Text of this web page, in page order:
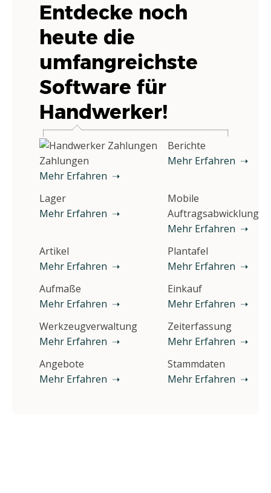
Entdecke noch
heute die
umfangreichste
Software für
Handwerker!
Zahlungen
Mehr Erfahren ➝
Berichte
Mehr Erfahren ➝
Lager
Mehr Erfahren ➝
Mobile
Auftragsabwicklung
Mehr Erfahren ➝
Artikel
Mehr Erfahren ➝
Plantafel
Mehr Erfahren ➝
Aufmaße
Mehr Erfahren ➝
Einkauf
Mehr Erfahren ➝
Werkzeugverwaltung
Mehr Erfahren ➝
Zeiterfassung
Mehr Erfahren ➝
Angebote
Mehr Erfahren ➝
Stammdaten
Mehr Erfahren ➝